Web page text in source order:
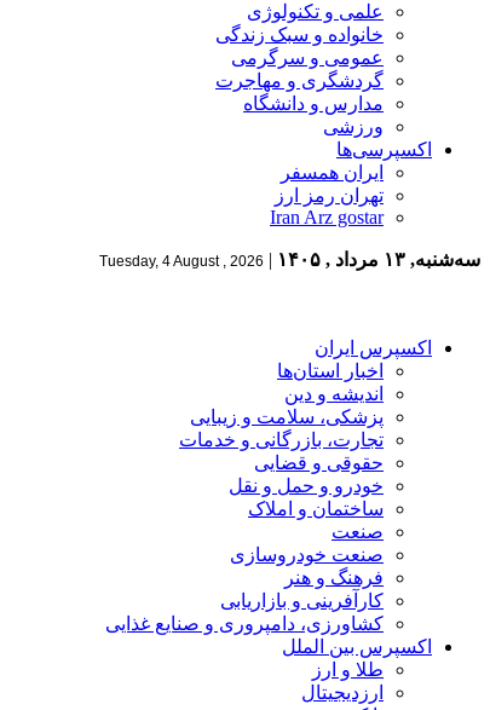
علمی و تکنولوژی
خانواده و سبک زندگی
عمومی و سرگرمی
گردشگری و مهاجرت
مدارس و دانشگاه
ورزشی
اکسپرسی‌ها
ایران همسفر
تهران رمز ارز
Iran Arz gostar
سه‌شنبه, ۱۳ مرداد , ۱۴۰۵ |
Tuesday, 4 August , 2026
اکسپرس ایران
اخبار استان‌ها
اندیشه و دین
پزشکی، سلامت و زیبایی
تجارت، بازرگانی و خدمات
حقوقی و قضایی
خودرو و حمل و نقل
ساختمان و املاک
صنعت
صنعت خودروسازی
فرهنگ و هنر
کارآفرینی و بازاریابی
کشاورزی، دامپروری و صنایع غذایی
اکسپرس بین الملل
طلا و ارز
ارزدیجیتال